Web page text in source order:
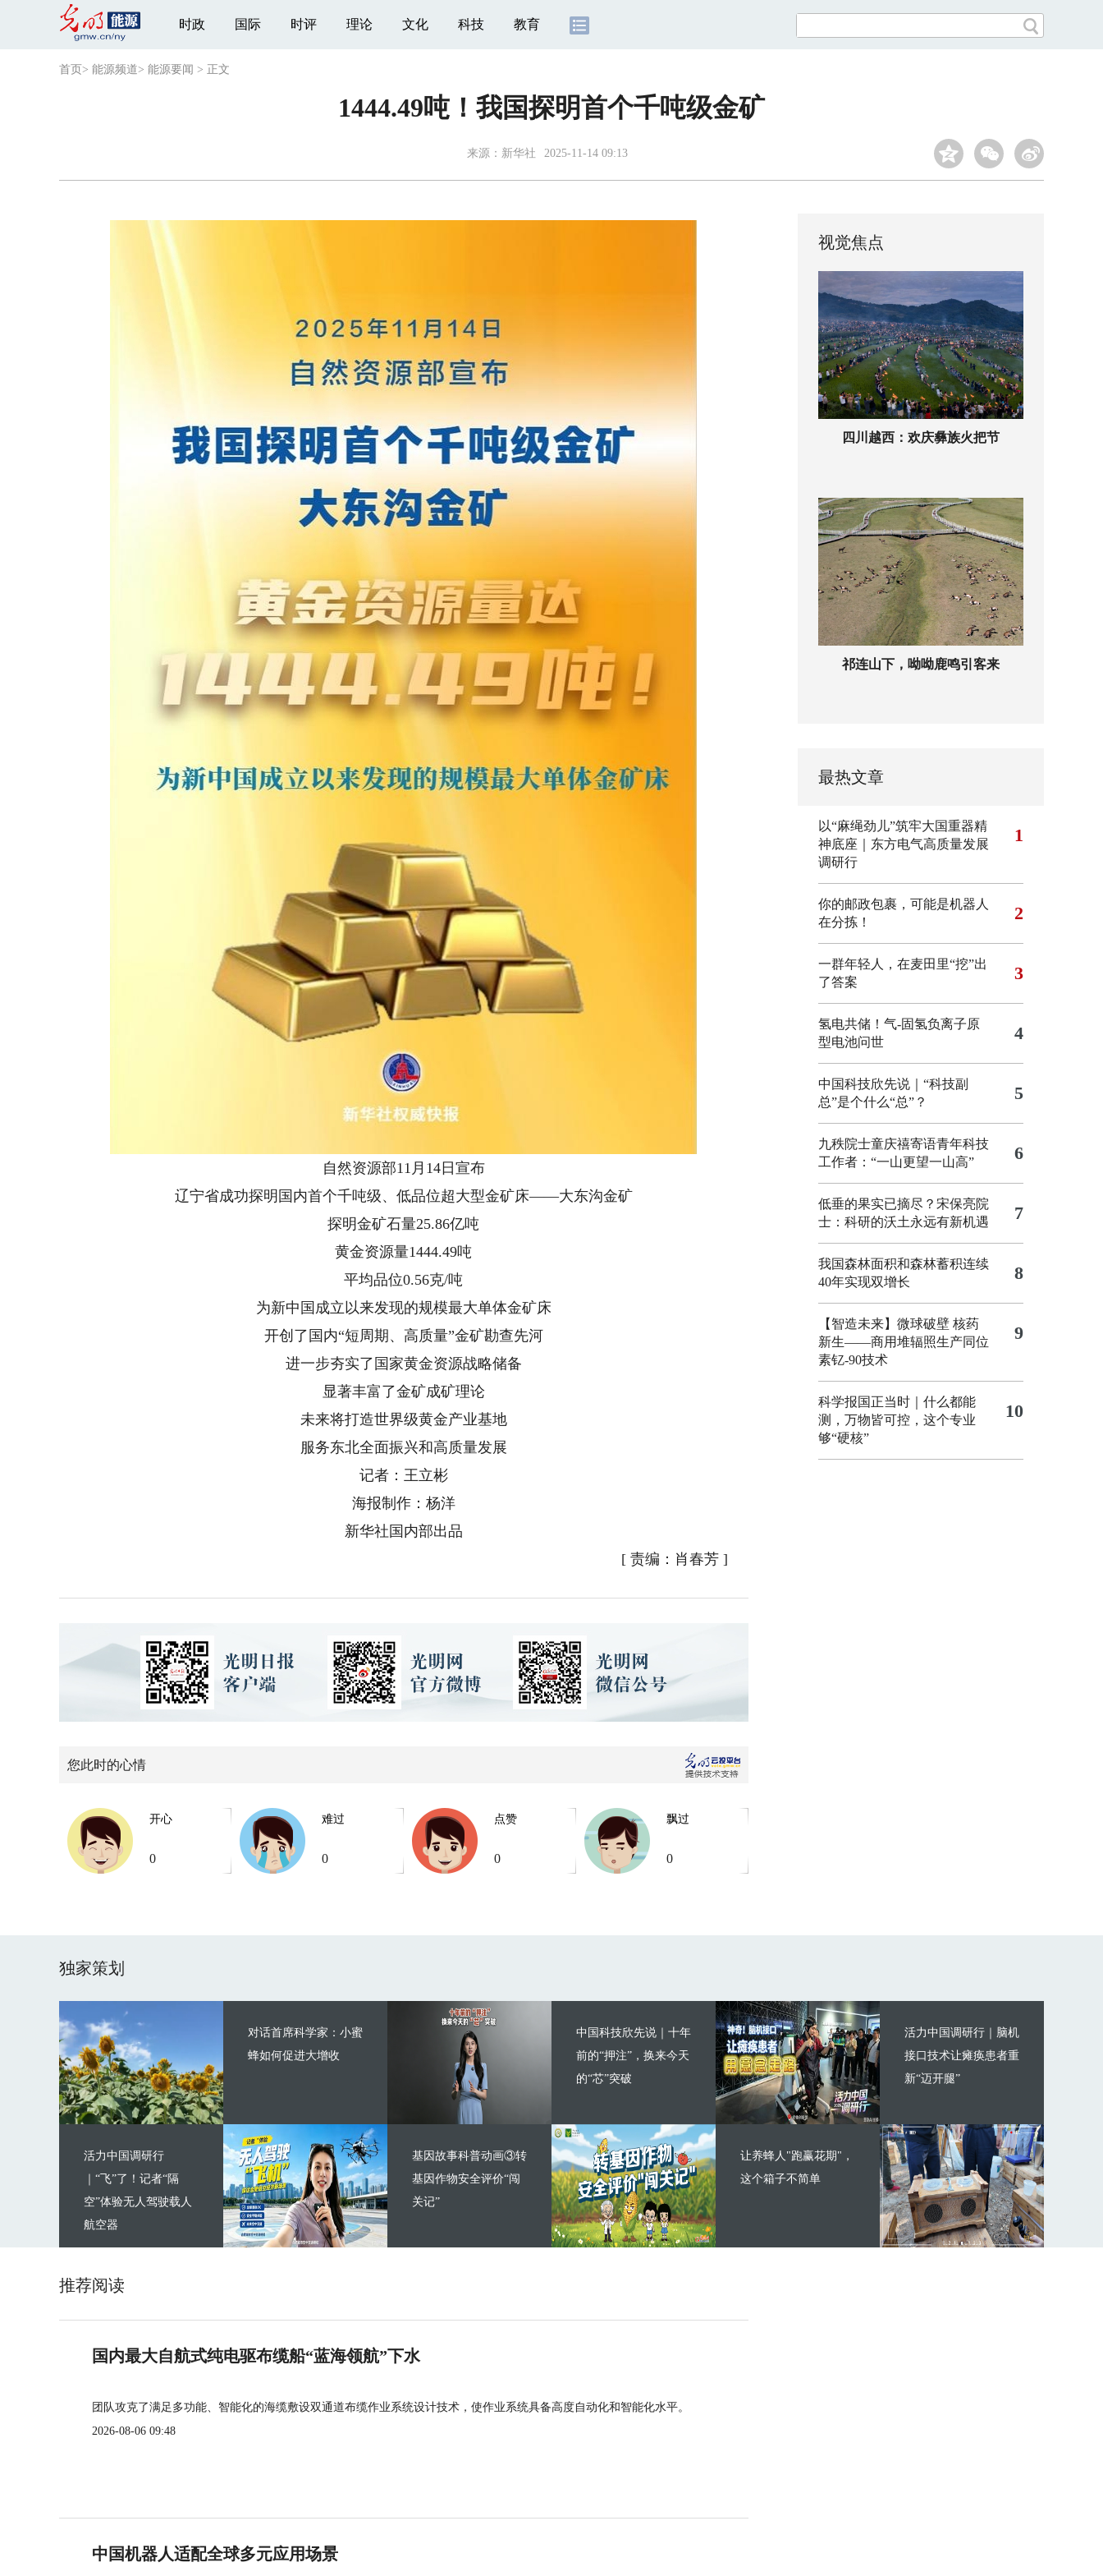
时政 国际 时评 理论 文化 科技 教育
首页 > 能源频道> 能源要闻 > 正文
1444.49吨！我国探明首个千吨级金矿
来源： 新华社 2025-11-14 09:13
自然资源部11月14日宣布
辽宁省成功探明国内首个千吨级、低品位超大型金矿床——大东沟金矿
探明金矿石量25.86亿吨
黄金资源量1444.49吨
平均品位0.56克/吨
为新中国成立以来发现的规模最大单体金矿床
开创了国内“短周期、高质量”金矿勘查先河
进一步夯实了国家黄金资源战略储备
显著丰富了金矿成矿理论
未来将打造世界级黄金产业基地
服务东北全面振兴和高质量发展
记者：王立彬
海报制作：杨洋
新华社国内部出品
[ 责编：肖春芳 ]
您此时的心情
开心
0
难过
0
点赞
0
飘过
0
视觉焦点
四川越西：欢庆彝族火把节
祁连山下，呦呦鹿鸣引客来
最热文章
以“麻绳劲儿”筑牢大国重器精
神底座｜东方电气高质量发展
调研行
1
你的邮政包裹，可能是机器人
在分拣！
2
一群年轻人，在麦田里“挖”出
了答案
3
氢电共储！气-固氢负离子原
型电池问世
4
中国科技欣先说｜“科技副
总”是个什么“总”？
5
九秩院士童庆禧寄语青年科技
工作者：“一山更望一山高”
6
低垂的果实已摘尽？宋保亮院
士：科研的沃土永远有新机遇
7
我国森林面积和森林蓄积连续
40年实现双增长
8
【智造未来】微球破壁 核药
新生——商用堆辐照生产同位
素钇-90技术
9
科学报国正当时｜什么都能
测，万物皆可控，这个专业
够“硬核”
10
独家策划
对话首席科学家：小蜜
蜂如何促进大增收
活力中国调研行
｜“飞”了！记者“隔
空”体验无人驾驶载人
航空器
中国科技欣先说｜十年
前的“押注”，换来今天
的“芯”突破
基因故事科普动画③转
基因作物安全评价“闯
关记”
活力中国调研行｜脑机
接口技术让瘫痪患者重
新“迈开腿”
让养蜂人"跑赢花期"，
这个箱子不简单
推荐阅读
国内最大自航式纯电驱布缆船“蓝海领航”下水
团队攻克了满足多功能、智能化的海缆敷设双通道布缆作业系统设计技术，使作业系统具备高度自动化和智能化水平。
2026-08-06 09:48
中国机器人适配全球多元应用场景